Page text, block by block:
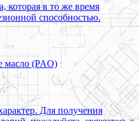
которая в то же время
способностью.
масло (PAO)
Для получения